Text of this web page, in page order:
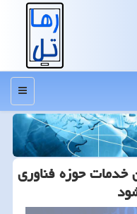
منو
خدمات حوزه فناوری